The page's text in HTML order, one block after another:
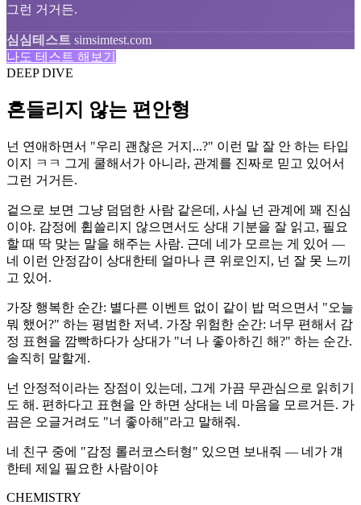
그런 거거든.
심심테스트 simsimtest.com
나도 테스트 해보기
DEEP DIVE
흔들리지 않는 편안형
넌 연애하면서 "우리 괜찮은 거지...?" 이런 말 잘 안 하는 타입
이지 ㅋㅋ 그게 쿨해서가 아니라, 관계를 진짜로 믿고 있어서
그런 거거든.
겉으로 보면 그냥 덤덤한 사람 같은데, 사실 넌 관계에 꽤 진심
이야. 감정에 휩쓸리지 않으면서도 상대 기분을 잘 읽고, 필요
할 때 딱 맞는 말을 해주는 사람. 근데 네가 모르는 게 있어 —
네 이런 안정감이 상대한테 얼마나 큰 위로인지, 넌 잘 못 느끼
고 있어.
가장 행복한 순간: 별다른 이벤트 없이 같이 밥 먹으면서 "오늘
뭐 했어?" 하는 평범한 저녁. 가장 위험한 순간: 너무 편해서 감
정 표현을 깜빡하다가 상대가 "너 나 좋아하긴 해?" 하는 순간.
솔직히 말할게.
넌 안정적이라는 장점이 있는데, 그게 가끔 무관심으로 읽히기
도 해. 편하다고 표현을 안 하면 상대는 네 마음을 모르거든. 가
끔은 오글거려도 "너 좋아해"라고 말해줘.
네 친구 중에 "감정 롤러코스터형" 있으면 보내줘 — 네가 걔
한테 제일 필요한 사람이야
CHEMISTRY